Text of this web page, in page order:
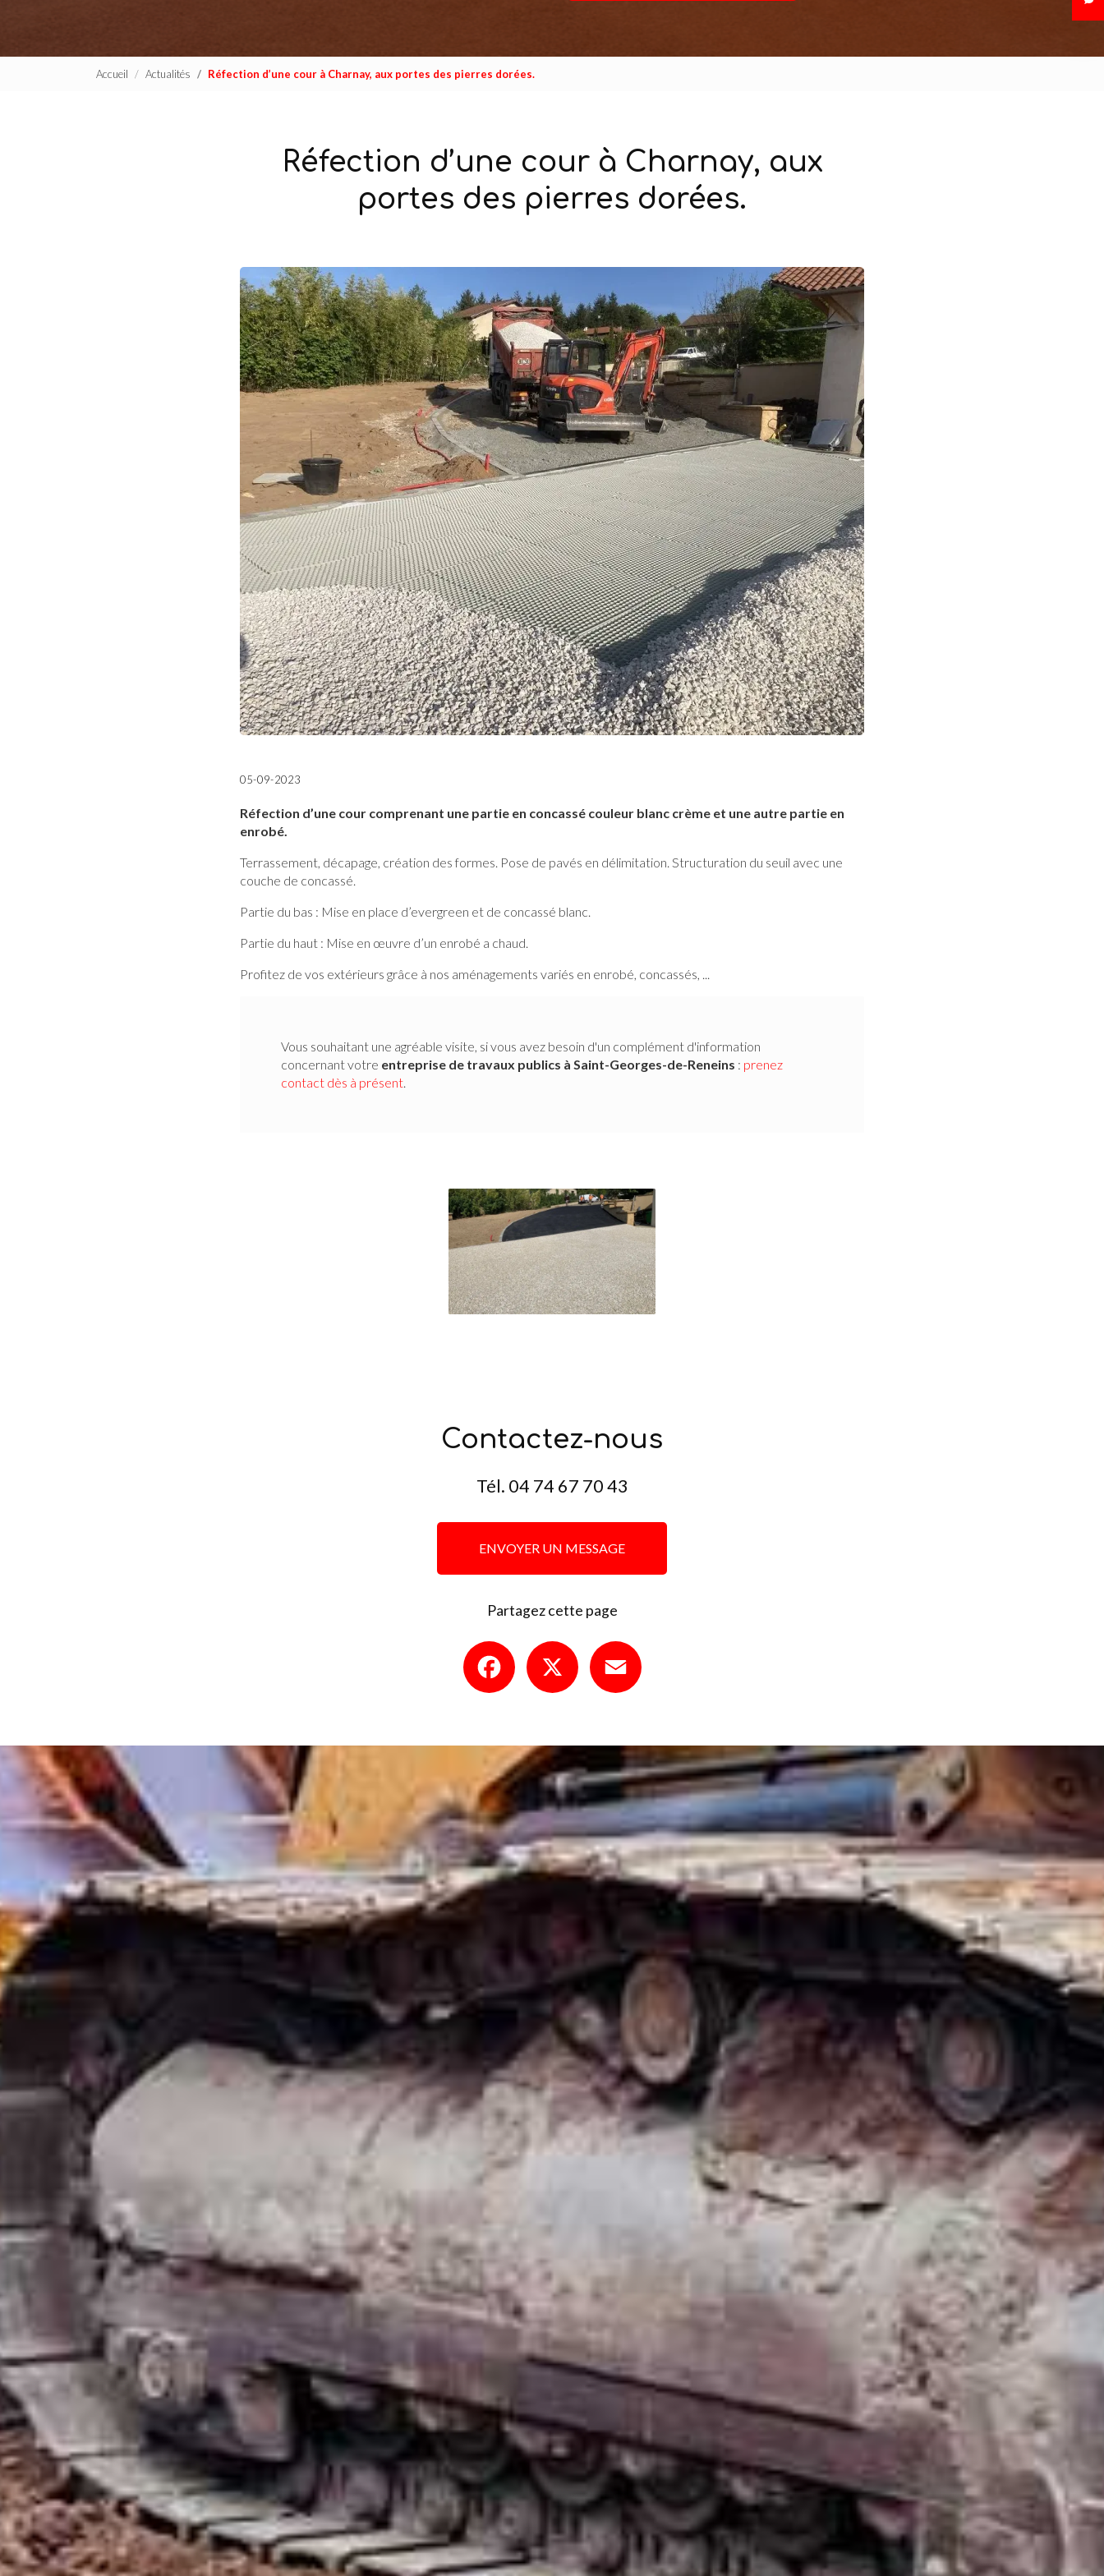
Accueil Actualités Réfection d’une cour à Charnay, aux portes des pierres dorées.
Réfection d’une cour à Charnay, aux
portes des pierres dorées.
05-09-2023
Réfection d’une cour comprenant une partie en concassé couleur blanc crème et une autre partie en
enrobé.
Terrassement, décapage, création des formes. Pose de pavés en délimitation. Structuration du seuil avec une
couche de concassé.
Partie du bas : Mise en place d’evergreen et de concassé blanc.
Partie du haut : Mise en œuvre d’un enrobé a chaud.
Profitez de vos extérieurs grâce à nos aménagements variés en enrobé, concassés, ...
Vous souhaitant une agréable visite, si vous avez besoin d'un complément d'information
concernant votre entreprise de travaux publics à Saint-Georges-de-Reneins : prenez
contact dès à présent.
Contactez-nous
Tél. 04 74 67 70 43
ENVOYER UN MESSAGE
Partagez cette page
Facebook